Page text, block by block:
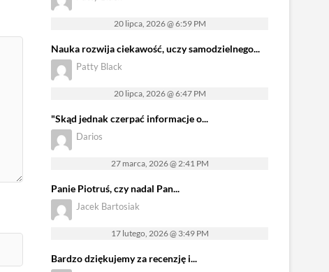
20 lipca, 2026 @ 6:59 PM
Nauka rozwija ciekawość, uczy samodzielnego...
Patty Black
20 lipca, 2026 @ 6:47 PM
"Skąd jednak czerpać informacje o...
Darios
27 marca, 2026 @ 2:41 PM
Panie Piotruś, czy nadal Pan...
Jacek Bartosiak
17 lutego, 2026 @ 3:49 PM
Bardzo dziękujemy za recenzję i...